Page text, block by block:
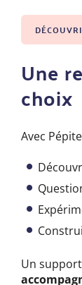
Une
choix
Avec
Un